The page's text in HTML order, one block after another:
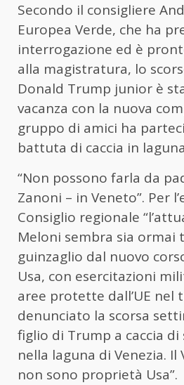
Secondo il consigliere
Europea Verde, che ha
interrogazione ed è
alla magistratura, lo
Donald Trump junior è
vacanza con la nuova
gruppo di amici ha
battuta di caccia in
“Non possono farla da
Zanoni – in Veneto”. Per
Consiglio regionale
Meloni sembra sia ormai
guinzaglio dal nuovo
Usa, con esercitazioni
aree protette dall’UE nel
denunciato la scorsa
figlio di Trump a caccia
nella laguna di Venezia. Il
non sono proprietà Usa”.